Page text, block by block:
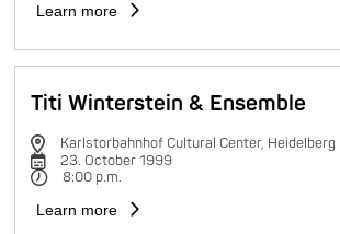
Learn more
Titi Winterstein & Ensemble
Karlstorbahnhof Cultural Center, Heidelberg
23. October 1999
8:00 p.m.
Learn more